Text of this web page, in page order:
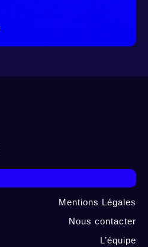
Mentions Légales
Nous contacter
L’équipe